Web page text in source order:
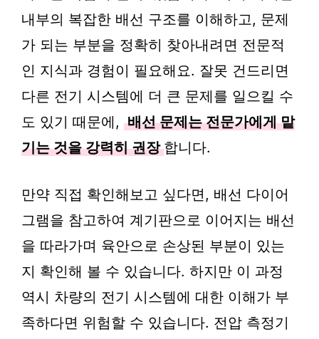
내부의 복잡한 배선 구조를 이해하고, 문제
가 되는 부분을 정확히 찾아내려면 전문적
인 지식과 경험이 필요해요. 잘못 건드리면
다른 전기 시스템에 더 큰 문제를 일으킬 수
도 있기 때문에, 배선 문제는 전문가에게 맡
기는 것을 강력히 권장 합니다.
만약 직접 확인해보고 싶다면, 배선 다이어
그램을 참고하여 계기판으로 이어지는 배선
을 따라가며 육안으로 손상된 부분이 있는
지 확인해 볼 수 있습니다. 하지만 이 과정
역시 차량의 전기 시스템에 대한 이해가 부
족하다면 위험할 수 있습니다. 전압 측정기